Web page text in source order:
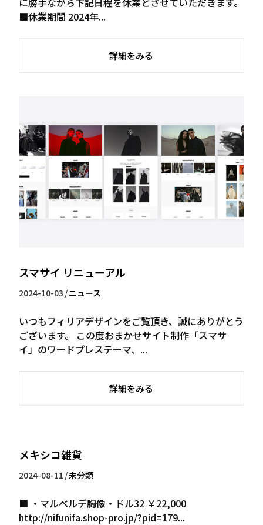
■休業期間 2024年...
詳細をみる
スマサイ リニューアル
2024-10-03 /ニュース
いつもフィリアデザインをご覧頂き、誠にありがとう
ございます。 この度おまかせサイト制作「スマサ
イ」のワードプレステーマ、...
詳細をみる
メキシコ雑貨
2024-08-11 /未分類
■ ・マルベルデ胸像・ドル32 ￥22,000
http://nifunifa.shop-pro.jp/?pid=179...